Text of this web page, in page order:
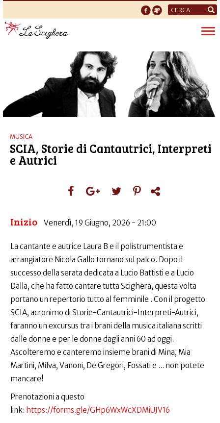
Form
di
ricerca
MUSICA
SCIA, Storie di Cantautrici, Interpreti
e Autrici
Inizio Venerdì, 19 Giugno, 2026 - 21:00
La cantante e autrice Laura B e il polistrumentista e
arrangiatore Nicola Gallo tornano sul palco. Dopo il
successo della serata dedicata a Lucio Battisti e a Lucio
Dalla, che ha fatto cantare tutta Scighera, questa volta
portano un repertorio tutto al femminile . Con il progetto
SCIA, acronimo di Storie-Cantautrici-Interpreti-Autrici,
faranno un excursus tra i brani della musica italiana scritti
dalle donne e per le donne dagli anni 60 ad oggi.
Ascolteremo e canteremo insieme brani di Mina, Mia
Martini, Milva, Vanoni, De Gregori, Fossati e ... non potete
mancare!
Prenotazioni a questo
link: https://forms.gle/GHp6WxWcXDMiUJV16